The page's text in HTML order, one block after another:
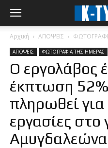
Αρχική ΑΠΟΨΕΙΣ
ΑΠΟΨΕΙΣ ΦΩΤΟΓΡΑΦΙΑ ΤΗΣ ΗΜΕΡΑΣ
Ο εργολάβος
έκπτωση 52%
πληρωθεί για
εργασίες στο